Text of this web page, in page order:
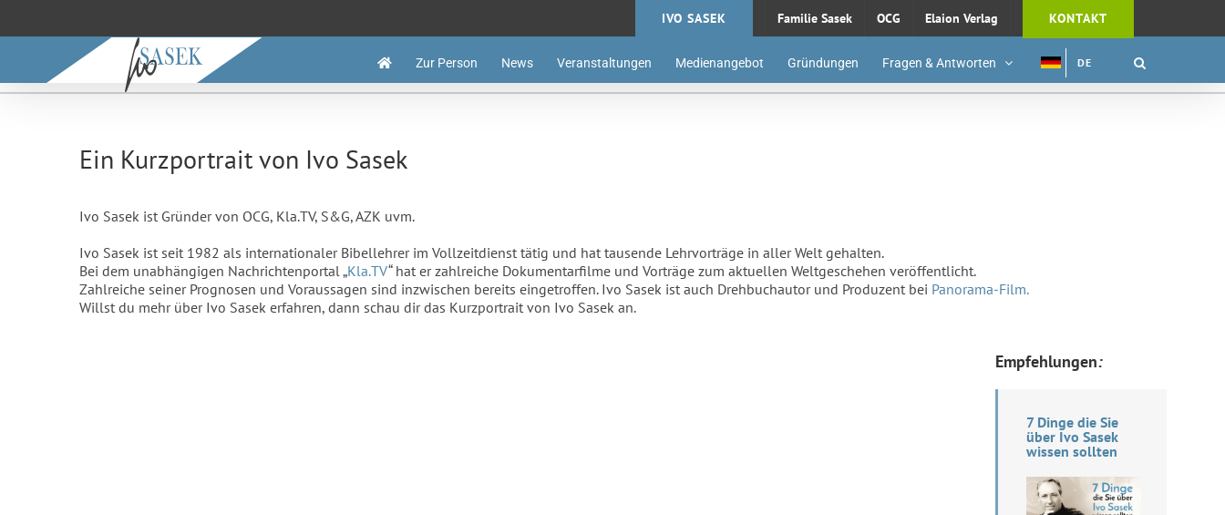
IVO SASEK Familie Sasek OCG Elaion Verlag KONTAKT
Zur Person News Veranstaltungen Medienangebot Gründungen Fragen & Antworten DE
Ein Kurzportrait von Ivo Sasek
Ivo Sasek ist Gründer von OCG, Kla.TV, S&G, AZK uvm.
Ivo Sasek ist seit 1982 als internationaler Bibellehrer im Vollzeitdienst tätig und hat tausende Lehrvorträge in aller Welt gehalten.
Bei dem unabhängigen Nachrichtenportal „Kla.TV“ hat er zahlreiche Dokumentarfilme und Vorträge zum aktuellen Weltgeschehen veröffentlicht.
Zahlreiche seiner Prognosen und Voraussagen sind inzwischen bereits eingetroffen. Ivo Sasek ist auch Drehbuchautor und Produzent bei Panorama-Film.
Willst du mehr über Ivo Sasek erfahren, dann schau dir das Kurzportrait von Ivo Sasek an.
Empfehlungen:
7 Dinge die Sie
über Ivo Sasek
wissen sollten